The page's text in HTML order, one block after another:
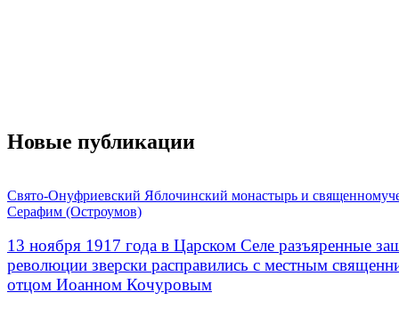
Новые публикации
Свято-Онуфриевский Яблочинский монастырь и
Серафим (Остроумов)
13 ноября 1917 года в Царском Селе разъяренные
революции зверски расправились с местным
отцом Иоанном Кочуровым